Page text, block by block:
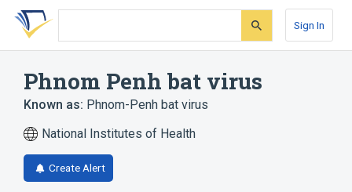
Skip
search
Skip
Skip
account
Sign In
Phnom Penh bat virus
Known as: Phnom-Penh bat virus
National Institutes of Health
Create Alert